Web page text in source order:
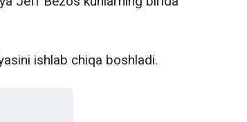
ishlab chiqa boshladi.